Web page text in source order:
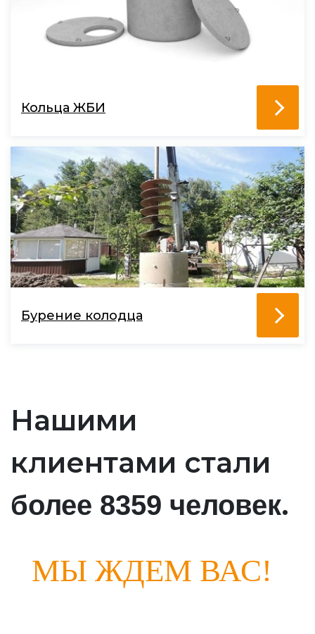
Кольца ЖБИ
Бурение колодца
Нашими
клиентами стали
более 8359 человек.
МЫ ЖДЕМ ВАС!